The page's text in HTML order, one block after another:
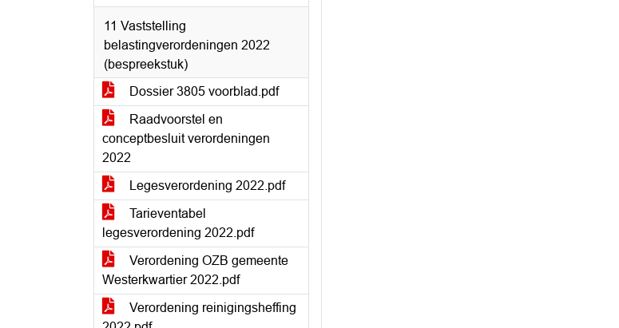
11 Vaststelling
belastingverordeningen 2022
(bespreekstuk)
Dossier 3805 voorblad.pdf
Raadvoorstel en
conceptbesluit verordeningen
2022
Legesverordening 2022.pdf
Tarieventabel
legesverordening 2022.pdf
Verordening OZB gemeente
Westerkwartier 2022.pdf
Verordening reinigingsheffing